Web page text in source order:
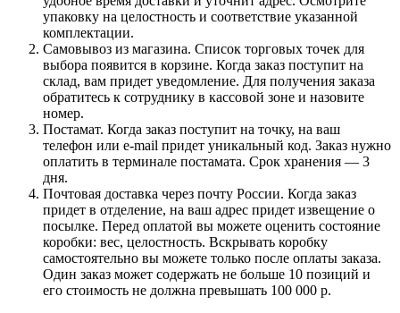
упаковку на целостность и соответствие указанной
комплектации.
Самовывоз из магазина. Список торговых точек для
выбора появится в корзине. Когда заказ поступит на
склад, вам придет уведомление. Для получения заказа
обратитесь к сотруднику в кассовой зоне и назовите
номер.
Постамат. Когда заказ поступит на точку, на ваш
телефон или e-mail придет уникальный код. Заказ нужно
оплатить в терминале постамата. Срок хранения — 3
дня.
Почтовая доставка через почту России. Когда заказ
придет в отделение, на ваш адрес придет извещение о
посылке. Перед оплатой вы можете оценить состояние
коробки: вес, целостность. Вскрывать коробку
самостоятельно вы можете только после оплаты заказа.
Один заказ может содержать не больше 10 позиций и
его стоимость не должна превышать 100 000 р.